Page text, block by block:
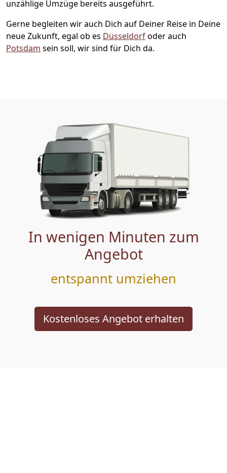
unzählige Umzüge bereits ausgeführt.
Gerne begleiten wir auch Dich auf Deiner Reise in Deine
neue Zukunft, egal ob es Düsseldorfoder auch
Potsdam sein soll, wir sind für Dich da.
In wenigen Minuten zum
Angebot
entspannt umziehen
Kostenloses Angebot erhalten